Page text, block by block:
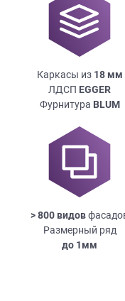
Каркасы из 18мм
ЛДСП EGGER
Фурнитура BLUM
> 800 видов
Размерный ряд
до 1мм